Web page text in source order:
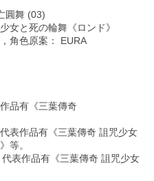
圓舞 (03)
女と死の輪舞《ロンド》
角色原案： EURA
品有《三葉傳奇
表作品有《三葉傳奇 詛咒少女
等。
表作品有《三葉傳奇 詛咒少女